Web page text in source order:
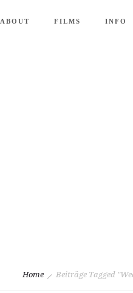
ABOUT FILMS INFO
Home Beiträge Tagged